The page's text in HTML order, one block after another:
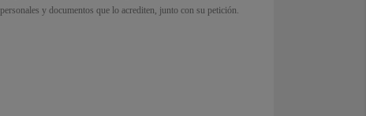
y documentos que lo acrediten, junto con su petición.